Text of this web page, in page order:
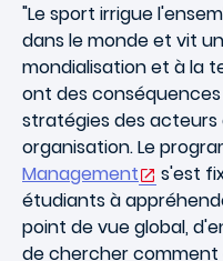
"Le sport irrigue
dans le monde et vit
mondialisation et à la
ont des
stratégies des acteurs
organisation. Le
Management
s'est
étudiants à
point de vue global,
de chercher comment